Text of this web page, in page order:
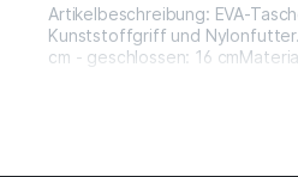
Artikelbeschreibung: EVA-
Kunststoffgriff und
cm - geschlossen: 16